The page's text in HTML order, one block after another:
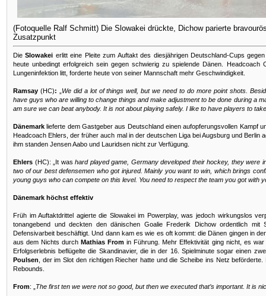
(Fotoquelle Ralf Schmitt) Die Slowakei drückte, Dichow parierte
Zusatzpunkt
DieSlowakei erlitt eine Pleite zum Auftakt des diesjährigen Deutschland-Cups
heute unbedingt erfolgreich sein gegen schwierig zu spielende Dänen.
Lungeninfektion litt, forderte heute von seiner Mannschaft mehr Geschwindigkeit.
Ramsay (HC):
We did a lot of things well, but we need to do more point shots.
have guys who are willing to change things and make adjustment to be done during a
am sure we can beat anybody. It is not about playing safely. I like to have players to
Dänemark lieferte dem Gastgeber aus Deutschland einen aufopferungsvollen Kampf
Headcoach Ehlers, der früher auch mal in der deutschen Liga bei Augsburg und Berlin
ihm standen Jensen Aabo und Lauridsen nicht zur Verfügung.
Ehlers (HC): „It was hard played game, Germany developed their hockey, they were
two of our best defensemen who got injured. Mainly you want to win, which brings
young guys who can compete on this level. You need to respect the team you got with
Dänemark höchst effektiv
Früh im Auftaktdrittel agierte die Slowakei im Powerplay, was jedoch wirkungslos
tonangebend und deckten den dänischen Goalie Frederik Dichow ordentlich
Defensivarbeit beschäftigt. Und dann kam es wie es oft kommt: die Dänen gingen in
aus dem Nichts durchMathias From in Führung. Mehr Effektivität ging nicht, es
Erfolgserlebnis beflügelte die Skandinavier, die in der 16. Spielminute sogar einen
Poulsen , der im Slot den richtigen Riecher hatte und die Scheibe ins Netz beförderte.
Rebounds.
From: „ The first ten we were not so good, but then we executed that’s important. It is